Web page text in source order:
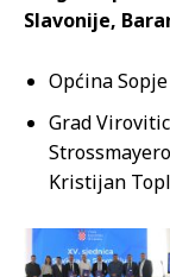
Slavonije,
Općina
Grad
Kristijan